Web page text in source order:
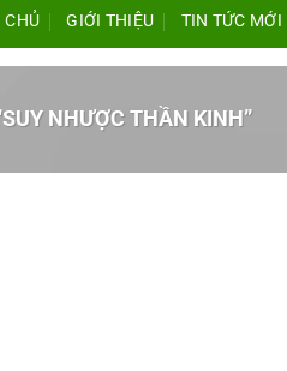
CHỦ GIỚI THIỆU TIN TỨC MỚI
NHƯỢC THẦN KINH”